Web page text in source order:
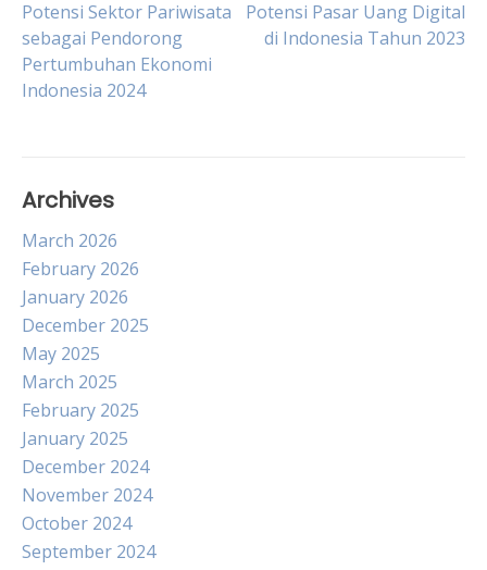
Post
navigation
Potensi Sektor Pariwisata
sebagai Pendorong
Pertumbuhan Ekonomi
Indonesia 2024
Potensi Pasar Uang Digital
di Indonesia Tahun 2023
Archives
March 2026
February 2026
January 2026
December 2025
May 2025
March 2025
February 2025
January 2025
December 2024
November 2024
October 2024
September 2024